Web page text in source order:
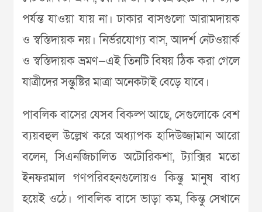
পর্যন্ত যাওয়া যায় না। ঢাকার বাসগুলো আরামদায়ক
ও স্বস্তিদায়ক নয়। নির্ভরযোগ্য বাস, আদর্শ নেটওয়ার্ক
ও স্বস্তিদায়ক ভ্রমণ—এই তিনটি বিষয় ঠিক করা গেলে
যাত্রীদের সন্তুষ্টির মাত্রা অনেকটাই বেড়ে যাবে।
পাবলিক বাসের যেসব বিকল্প আছে, সেগুলোকে বেশ
ব্যয়বহুল উল্লেখ করে অধ্যাপক হাদিউজ্জামান আরো
বলেন, সিএনজিচালিত অটোরিকশা, ট্যাক্সির মতো
ইনফরমাল গণপরিবহনগুলোয়ও কিন্তু মানুষ বাধ্য
হয়েই ওঠে। পাবলিক বাসে ভাড়া কম, কিন্তু সেখানে